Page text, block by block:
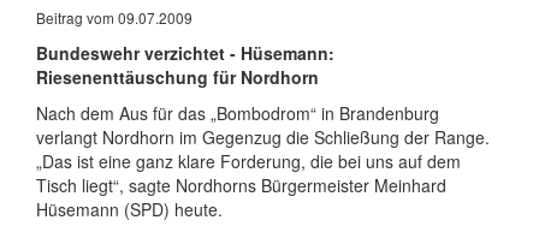
Beitrag vom 09.07.2009
Bundeswehr verzichtet - Hüsemann:
Riesenenttäuschung für Nordhorn
Nach dem Aus für das „Bombodrom“ in Brandenburg
verlangt Nordhorn im Gegenzug die Schließung der Range.
„Das ist eine ganz klare Forderung, die bei uns auf dem
Tisch liegt“, sagte Nordhorns Bürgermeister Meinhard
Hüsemann (SPD) heute.